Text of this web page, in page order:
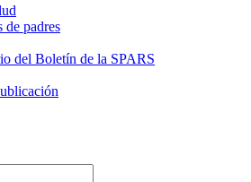
de padres
del Boletín de la SPARS